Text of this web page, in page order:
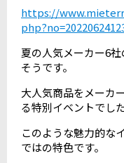
https://
夏の人気メーカー6
そうです。
大人気商品をメーカ
る特別イベントでした
このような魅力的な
ではの特色です。